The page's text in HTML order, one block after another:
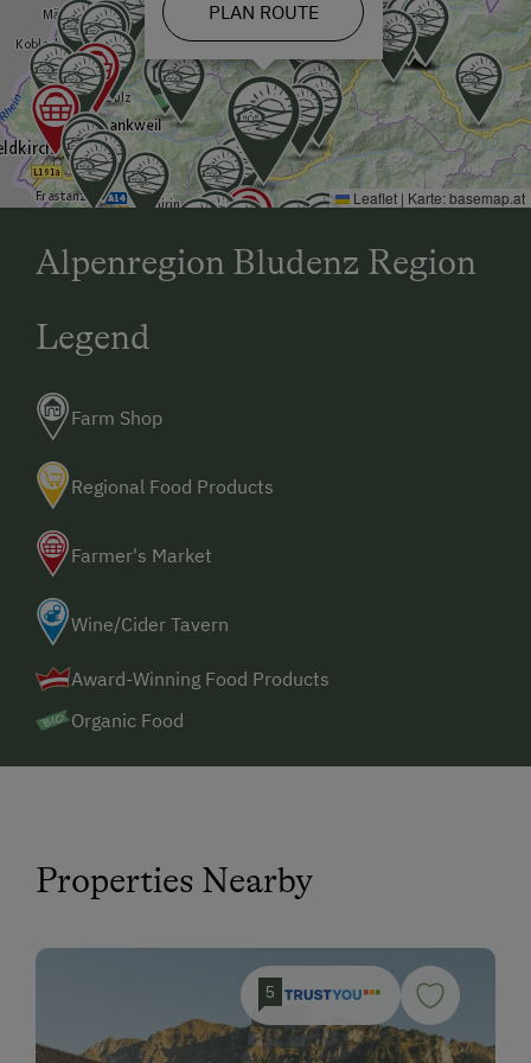
PLAN ROUTE
Leaflet | Karte:basemap.at
Alpenregion Bludenz Region
Legend
Farm Shop
Regional Food Products
Farmer's Market
Wine/Cider Tavern
Award-Winning Food Products
Organic Food
Properties Nearby
5